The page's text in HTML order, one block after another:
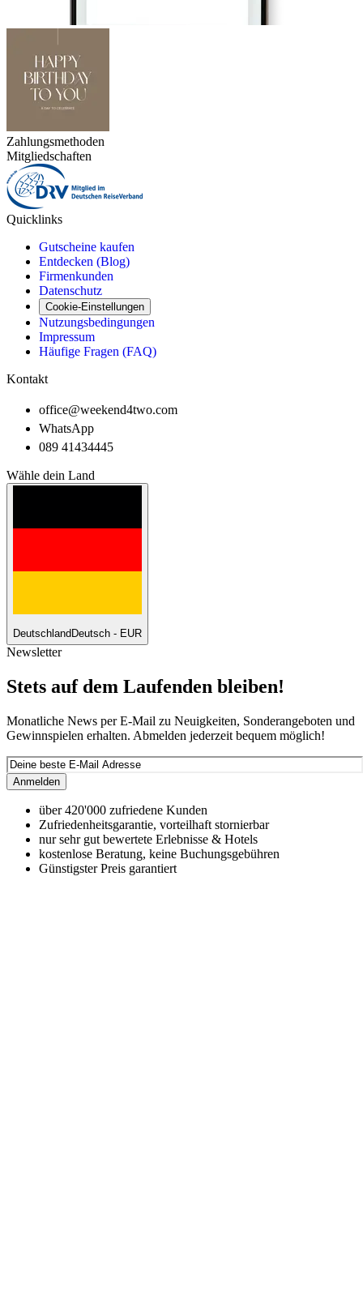
Zahlungsmethoden
Mitgliedschaften
Quicklinks
Gutscheine kaufen
Entdecken (Blog)
Firmenkunden
Datenschutz
Cookie-Einstellungen
Nutzungsbedingungen
Impressum
Häufige Fragen (FAQ)
Kontakt
office@weekend4two.com
WhatsApp
089 41434445
Wähle dein Land
Deutschland Deutsch - EUR
Newsletter
Stets auf dem Laufenden bleiben!
Monatliche News per E-Mail zu Neuigkeiten, Sonderangeboten und
Gewinnspielen erhalten. Abmelden jederzeit bequem möglich!
Anmelden
über 420'000 zufriedene Kunden
Zufriedenheitsgarantie, vorteilhaft stornierbar
nur sehr gut bewertete Erlebnisse & Hotels
kostenlose Beratung, keine Buchungsgebühren
Günstigster Preis garantiert